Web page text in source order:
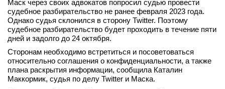
Маск через своих адвокатов попросил судью провести
судебное разбирательство не ранее февраля 2023 года.
Однако судья склонился в сторону Twitter. Поэтому
судебное разбирательство будет проходить в течение пяти
дней и задолго до 24 октября.
Сторонам необходимо встретиться и посоветоваться
относительно соглашения о конфиденциальности, а также
плана раскрытия информации, сообщила Каталин
Маккормик, судья по делу Twitter и Маска.